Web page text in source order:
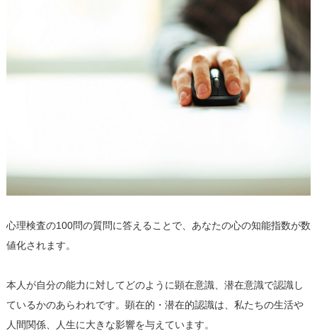
心理検査の100問の質問に答えることで、あなたの心の知能指数が数
値化されます。
本人が自分の能力に対してどのように顕在意識、潜在意識で認識し
ているかのあらわれです。顕在的・潜在的認識は、私たちの生活や
人間関係、人生に大きな影響を与えています。